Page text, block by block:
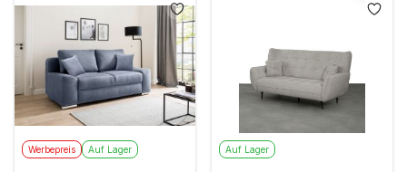
Werbepreis Auf Lager Auf Lager